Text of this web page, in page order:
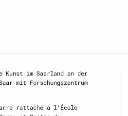
im Saarland an der
mit Forschungszentrum
rattaché à l‘École